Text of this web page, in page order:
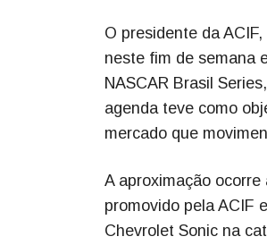
O presidente da
neste fim de semana
NASCAR Brasil
agenda teve como
mercado que
A aproximação
promovido pela ACIF
Chevrolet Sonic na